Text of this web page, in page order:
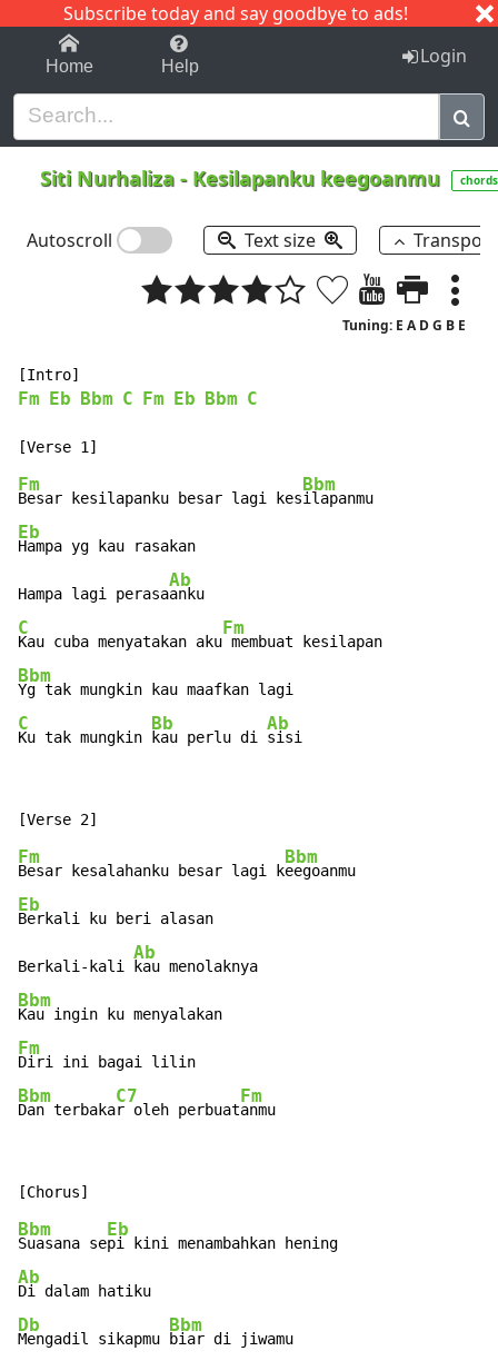
Subscribe today and say goodbye to ads!
1-9 C I J
Home Help Login
Siti Nurhaliza - Kesilapanku keegoanmu chords
Autoscroll Text size
Tuning: E A D G B E
Fm Eb Bbm C Fm Eb Bbm C
Fm
Besar kesilapanku besar lagi kes
Bbm
Eb
Hampa yg kau rasakan
Hampa lagi perasa
Ab
C
Kau cuba menyatakan aku
Fm
Bbm
C
Ku tak mungkin
Bb
kau perlu di
Ab
sisi
Fm
Besar kesalahanku besar lagi k
Bbm
Eb
Berkali ku beri alasan
Berkali-kali
Ab
Bbm
Fm
Bbm
Dan terbaka
C7
r oleh perbuat
Fm
anmu
Bbm
Suasana se
Eb
Ab
Db
Mengadil sikapmu
Bbm
biar di jiwamu